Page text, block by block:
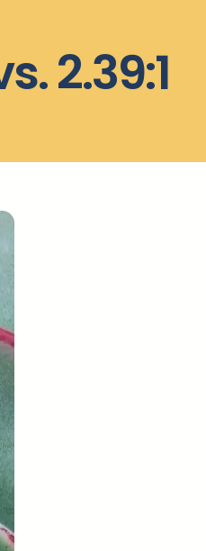
2.39:1